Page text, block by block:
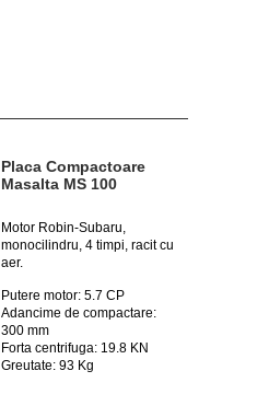
Placa Compactoare
Masalta MS 100
Motor Robin-Subaru,
monocilindru, 4 timpi, racit cu
aer.
Putere motor: 5.7 CP
Adancime de compactare:
300 mm
Forta centrifuga: 19.8 KN
Greutate: 93 Kg